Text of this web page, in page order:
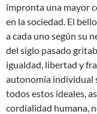
impronta una mayor
en la sociedad. El
a cada uno según su
del siglo pasado
igualdad, libertad y
autonomía individual
todos estos ideales,
cordialidad humana,